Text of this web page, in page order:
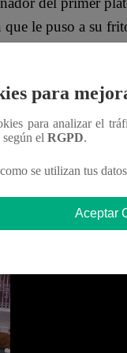
que le puso a su
primer plato de la
en una
cuarta
y Saskia
para
para analizar el
según el RGPD.
se utilizan tus
Aceptar